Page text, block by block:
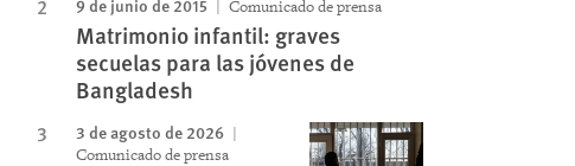
9 de junio de 2015 Comunicado de prensa
Matrimonio infantil: graves
secuelas para las jóvenes de
Bangladesh
3 de agosto de 2026
Comunicado de prensa